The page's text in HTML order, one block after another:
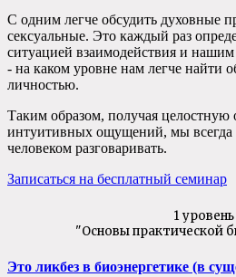
С одним легче обсудить духовные
сексуальные. Это каждый раз
ситуацией взаимодействия и
- на каком уровне нам легче найти
личностью.
Таким образом, получая целостную
интуитивных ощущений, мы всегда
человеком разговаривать.
Записаться на бесплатный семинар
1 уровень
"Основы практической
Это ликбез в биоэнергетике (в